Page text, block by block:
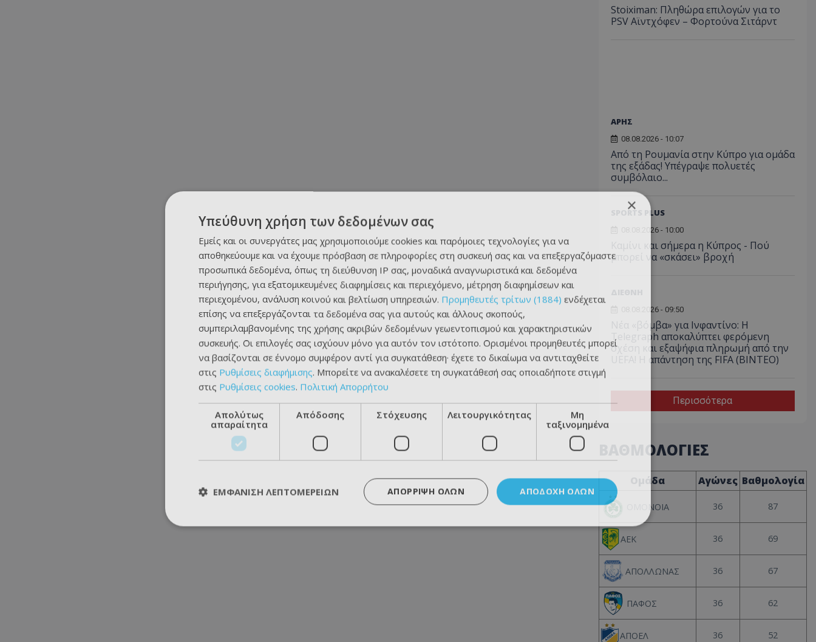
Stoiximan: Πληθώρα επιλογών για το
PSV Αϊντχόφεν – Φορτούνα Σιτάρντ
ΑΡΗΣ
08.08.2026 - 10:07
Από τη Ρουμανία στην Κύπρο για ομάδα
της εξάδας! Υπέγραψε πολυετές
συμβόλαιο...
SPORTS PLUS
08.08.2026 - 10:00
Καμίνι και σήμερα η Κύπρος - Πού
μπορεί να «σκάσει» βροχή
08.08.2026 - 09:50
Νέα «βόμβα» για Ινφαντίνο: Η
Telegraph αποκαλύπτει φερόμενη
σχέση και εξαψήφια πληρωμή από την
UEFA! Η απάντηση της FIFA (ΒΙΝΤΕΟ)
Περισσότερα
ΒΑΘΜΟΛΟΓΙΕΣ
Ομάδα Αγώνες Βαθμολογία
ΟΜΟΝΟΙΑ 36 87
ΑΕΚ 36 69
ΑΠΟΛΛΩΝΑΣ 36 67
ΠΑΦΟΣ 36 62
ΑΠΟΕΛ 36 52
×
Υπεύθυνη χρήση των δεδομένων σας
Εμείς και οι συνεργάτες μας χρησιμοποιούμε cookies και παρόμοιες τεχνολογίες για να
αποθηκεύουμε και να έχουμε πρόσβαση σε πληροφορίες στη συσκευή σας και να επεξεργαζόμαστε
προσωπικά δεδομένα, όπως τη διεύθυνση IP σας, μοναδικά αναγνωριστικά και δεδομένα
περιήγησης, για εξατομικευμένες διαφημίσεις και περιεχόμενο, μέτρηση διαφημίσεων και
περιεχομένου, ανάλυση κοινού και βελτίωση υπηρεσιών. Προμηθευτές τρίτων (1884) ενδέχεται
επίσης να επεξεργάζονται τα δεδομένα σας για αυτούς και άλλους σκοπούς,
συμπεριλαμβανομένης της χρήσης ακριβών δεδομένων γεωεντοπισμού και χαρακτηριστικών
συσκευής. Οι επιλογές σας ισχύουν μόνο για αυτόν τον ιστότοπο. Ορισμένοι προμηθευτές μπορεί
να βασίζονται σε έννομο συμφέρον αντί για συγκατάθεση· έχετε το δικαίωμα να αντιταχθείτε
στις Ρυθμίσεις διαφήμισης. Μπορείτε να ανακαλέσετε τη συγκατάθεσή σας οποιαδήποτε στιγμή
στις Ρυθμίσεις cookies. Πολιτική Απορρήτου
Απολύτως
απαραίτητα
Απόδοσης Στόχευσης Λειτουργικότητας
Μη
ταξινομημένα
ΑΠΟΔΟΧΉ ΌΛΩΝ
ΑΠΌΡΡΙΨΗ ΌΛΩΝ
ΕΜΦΆΝΙΣΗ ΛΕΠΤΟΜΕΡΕΙΏΝ